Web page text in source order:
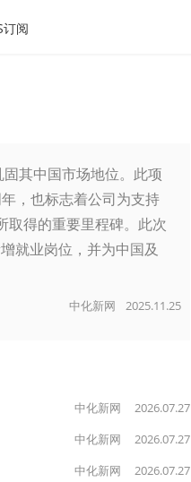
订阅
其中国市场地位。此项
，也标志着公司为支持
取得的重要里程碑。此次
就业岗位，并为中国及
中化新网 2025.11.25
中化新网 2026.07.27
中化新网 2026.07.27
中化新网 2026.07.27